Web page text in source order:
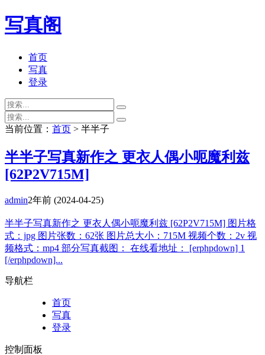
写真阁
首页
写真
登录
当前位置： 首页 > 半半子
半半子写真新作之 更衣人偶小呃魔利兹
[62P2V715M]
admin2年前 (2024-04-25)
半半子写真新作之 更衣人偶小呃魔利兹 [62P2V715M] 图片格
式：jpg 图片张数：62张 图片总大小：715M 视频个数：2v 视
频格式：mp4 部分写真截图： 在线看地址： [erphpdown] 1
[/erphpdown]...
导航栏
首页
写真
登录
控制面板